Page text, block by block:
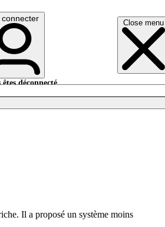
Close menu
connecter
êtes déconnecté.
Il a proposé un système moins